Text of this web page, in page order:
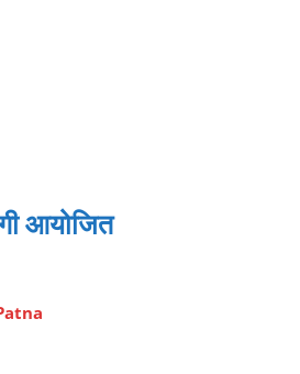
आयोजित